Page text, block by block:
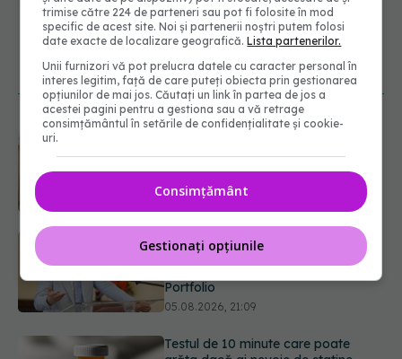
abonează‑te!
NOUTĂȚI
Board-ul Editorial al revistei
Scientific Reports, din Nature
Portfolio
Testul de 10 minute care poate
05.08.2026, 19:42
Unde trebuie să ții pâinea când
trimise către 224 de parteneri sau pot fi folosite în mod
specific de acest site. Noi și partenerii noștri putem folosi
date exacte de localizare geografică.Lista partenerilor.
Unii furnizori vă pot prelucra datele cu caracter personal în
interes legitim, față de care puteți obiecta prin gestionarea
opțiunilor de mai jos. Căutați un link în partea de jos a
acestei pagini pentru a gestiona sau a vă retrage
consimțământul în setările de confidențialitate și cookie-
uri.
Consimțământ
Gestionați opțiunile